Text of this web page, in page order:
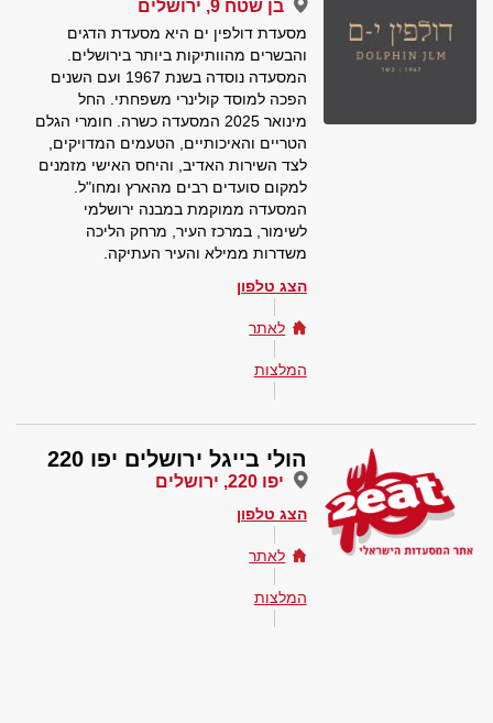
בן שטח 9, ירושלים
מסעדת דולפין ים היא מסעדת הדגים
והבשרים מהוותיקות ביותר בירושלים.
המסעדה נוסדה בשנת 1967 ועם השנים
הפכה למוסד קולינרי משפחתי. החל
מינואר 2025 המסעדה כשרה. חומרי הגלם
הטריים והאיכותיים, הטעמים המדויקים,
לצד השירות האדיב, והיחס האישי מזמנים
למקום סועדים רבים מהארץ ומחו"ל.
המסעדה ממוקמת במבנה ירושלמי
לשימור, במרכז העיר, מרחק הליכה
משדרות ממילא והעיר העתיקה.
הצג טלפון
לאתר
המלצות
הולי בייגל ירושלים יפו 220
יפו 220, ירושלים
הצג טלפון
לאתר
המלצות